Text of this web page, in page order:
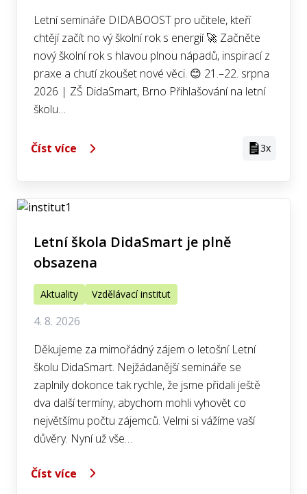
Letní semináře DIDABOOST pro učitele, kteří
chtějí začít no vý školní rok s energií 🚀 Začněte
nový školní rok s hlavou plnou nápadů, inspirací z
praxe a chutí zkoušet nové věci. 😊 21.–22. srpna
2026 | ZŠ DidaSmart, Brno Přihlašování na letní
školu…
Číst více 3x
Letní škola DidaSmart je plně
obsazena
Aktuality Vzdělávací institut
4. 8. 2026
Děkujeme za mimořádný zájem o letošní Letní
školu DidaSmart. Nejžádanější semináře se
zaplnily dokonce tak rychle, že jsme přidali ještě
dva další termíny, abychom mohli vyhovět co
největšímu počtu zájemců. Velmi si vážíme vaší
důvěry. Nyní už vše…
Číst více